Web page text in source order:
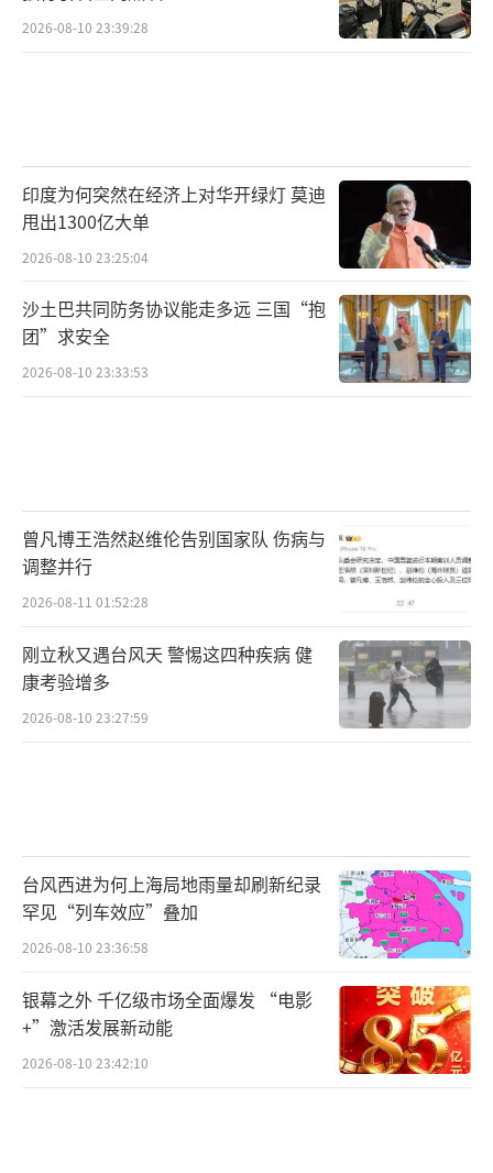
2026-08-10 23:39:28
印度为何突然在经济上对华开绿灯 莫迪
甩出1300亿大单
2026-08-10 23:25:04
沙土巴共同防务协议能走多远 三国“抱
团”求安全
2026-08-10 23:33:53
曾凡博王浩然赵维伦告别国家队 伤病与
调整并行
2026-08-11 01:52:28
刚立秋又遇台风天 警惕这四种疾病 健
康考验增多
2026-08-10 23:27:59
台风西进为何上海局地雨量却刷新纪录
罕见“列车效应”叠加
2026-08-10 23:36:58
银幕之外 千亿级市场全面爆发 “电影
+”激活发展新动能
2026-08-10 23:42:10